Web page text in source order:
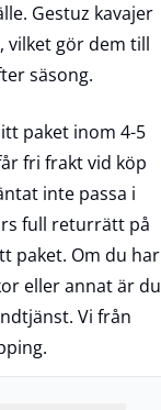
Gestuz kavajer
vilket gör dem till
säsong.
paket inom 4-5
fri frakt vid köp
inte passa i
full returrätt på
paket. Om du har
eller annat är du
Vi från